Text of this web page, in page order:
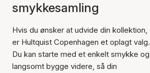
smykkesamling
Hvis du ønsker at udvide din kollektion,
er Hultquist Copenhagen et oplagt valg.
Du kan starte med et enkelt smykke og
langsomt bygge videre, så din